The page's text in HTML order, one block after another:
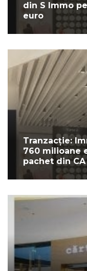
din S Immo
euro
Tranzacție:
760 milioane
pachet din